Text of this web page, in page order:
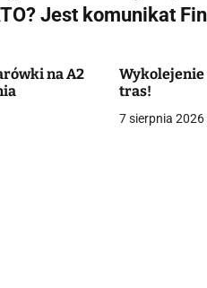
Jest komunikat
na A2
tras!
7 sierpnia 2026